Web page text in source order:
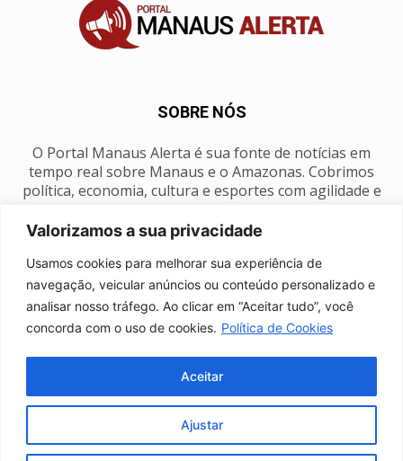
Valorizamos a sua privacidade
Usamos cookies para melhorar sua experiência de
navegação, veicular anúncios ou conteúdo personalizado e
analisar nosso tráfego. Ao clicar em “Aceitar tudo”, você
concorda com o uso de cookies. Política de Cookies
Ajustar
Aceitar
SOBRE NÓS
O Portal Manaus Alerta é sua fonte de notícias em
tempo real sobre Manaus e o Amazonas. Cobrimos
política, economia, cultura e esportes com agilidade e
SIGA-NOS
Fale conosco
Manaus Clima